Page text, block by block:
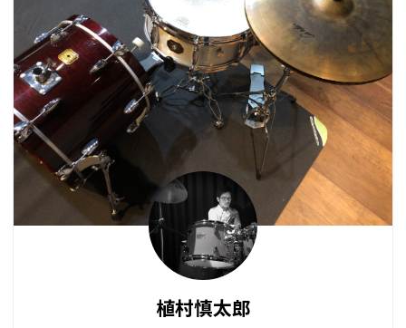
した。 ジャズの有名なア
ーティストを全く知らな
いままにTSUTAYAに向
かい、ジャズコーナーで
適当にCDをレンタルし
ていたのを覚えていま
す。 その時の感想が
なんかサックスめっちゃ
吹いてる サックスのソロ
長いな ドラムソロスネア
めっちゃ ...
植村慎太郎